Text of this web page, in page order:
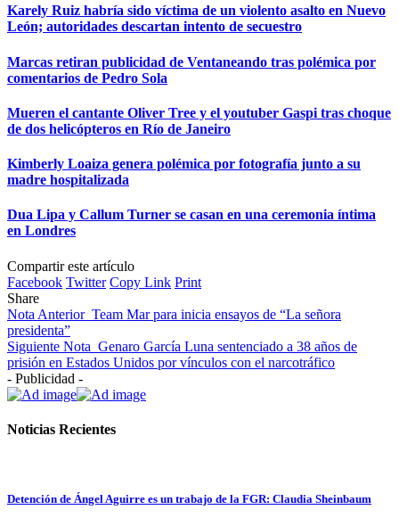
Karely Ruiz habría sido víctima de un violento asalto en Nuevo
León; autoridades descartan intento de secuestro
Marcas retiran publicidad de Ventaneando tras polémica por
comentarios de Pedro Sola
Mueren el cantante Oliver Tree y el youtuber Gaspi tras choque
de dos helicópteros en Río de Janeiro
Kimberly Loaiza genera polémica por fotografía junto a su
madre hospitalizada
Dua Lipa y Callum Turner se casan en una ceremonia íntima
en Londres
Compartir este artículo
Facebook Twitter Copy Link Print
Share
Nota Anterior Team Mar para inicia ensayos de “La señora
presidenta”
Siguiente Nota Genaro García Luna sentenciado a 38 años de
prisión en Estados Unidos por vínculos con el narcotráfico
- Publicidad -
Noticias Recientes
Detención de Ángel Aguirre es un trabajo de la FGR: Claudia Sheinbaum